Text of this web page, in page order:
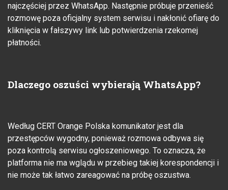
najczęściej przez WhatsApp. Następnie próbuje przenieść
rozmowę poza oficjalny system serwisu i nakłonić ofiarę do
kliknięcia w fałszywy link lub potwierdzenia rzekomej
płatności.
Dlaczego oszuści wybierają WhatsApp?
Według CERT Orange Polska komunikator jest dla
przestępców wygodny, ponieważ rozmowa odbywa się
poza kontrolą serwisu ogłoszeniowego. To oznacza, że
platforma nie ma wglądu w przebieg takiej korespondencji i
nie może tak łatwo zareagować na próbę oszustwa.